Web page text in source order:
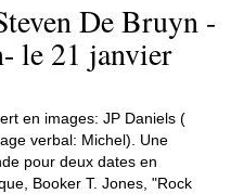
De Bruyn -
le 21 janvier
en images: JP Daniels (
verbal: Michel). Une
pour deux dates en
Booker T. Jones, "Rock